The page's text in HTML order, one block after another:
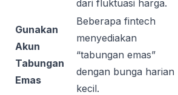
dari fluktuasi harga.
Gunakan
Akun
Tabungan
Emas
Beberapa fintech
menyediakan
“tabungan emas”
dengan bunga harian
kecil.